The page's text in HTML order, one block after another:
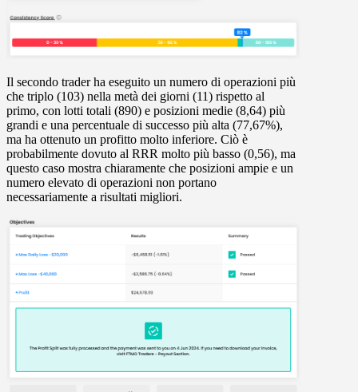
Il secondo trader ha eseguito un numero di operazioni più
che triplo (103) nella metà dei giorni (11) rispetto al
primo, con lotti totali (890) e posizioni medie (8,64) più
grandi e una percentuale di successo più alta (77,67%),
ma ha ottenuto un profitto molto inferiore. Ciò è
probabilmente dovuto al RRR molto più basso (0,56), ma
questo caso mostra chiaramente che posizioni ampie e un
numero elevato di operazioni non portano
necessariamente a risultati migliori.